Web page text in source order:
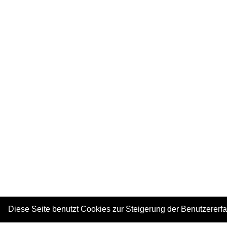
Diese Seite benutzt Cookies zur Steigerung der